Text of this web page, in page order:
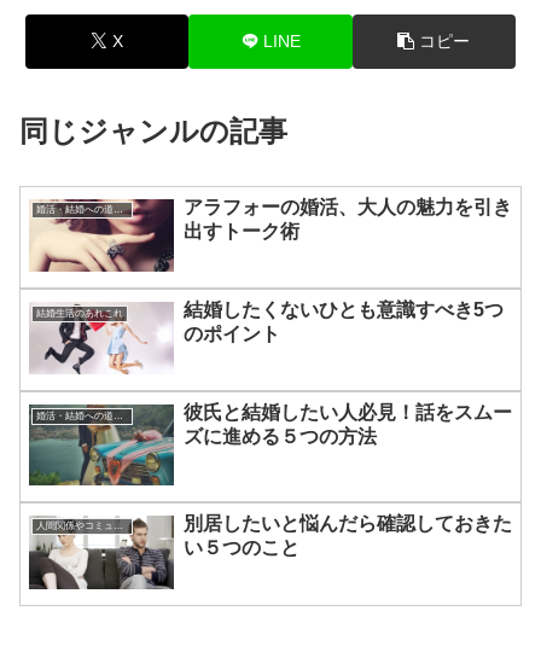
X LINE コピー
同じジャンルの記事
婚活・結婚への道のり
アラフォーの婚活、大人の魅力を引き
出すトーク術
結婚生活のあれこれ
結婚したくないひとも意識すべき5つ
のポイント
彼氏と結婚したい人必見！話をスムー
ズに進める５つの方法
人間関係やコミュニケーションの術
別居したいと悩んだら確認しておきた
い５つのこと